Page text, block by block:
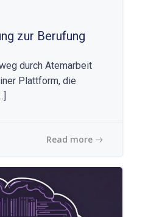
zur Berufung
durch Atemarbeit
Plattform, die
Read more